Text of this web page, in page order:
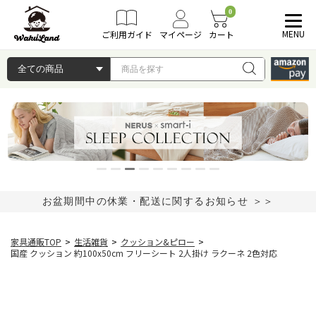
ご利用ガイド マイページ
0
カート MENU
お盆期間中の休業・配送に関するお知らせ ＞＞
家具通販TOP > 生活雑貨 > クッション&ピロー >
国産 クッション 約100x50cm フリーシート 2人掛け ラクーネ 2色対応